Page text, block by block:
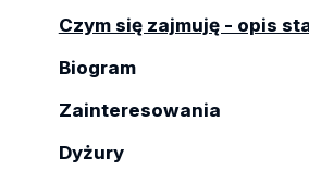
Czym się zajmuję - opis
Biogram
Zainteresowania
Dyżury